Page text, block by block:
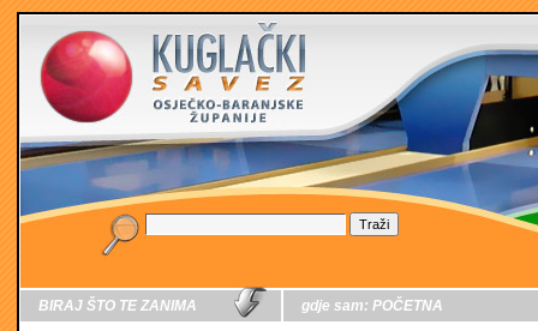
BIRAJ ŠTO TE ZANIMA gdje sam: POČETNA